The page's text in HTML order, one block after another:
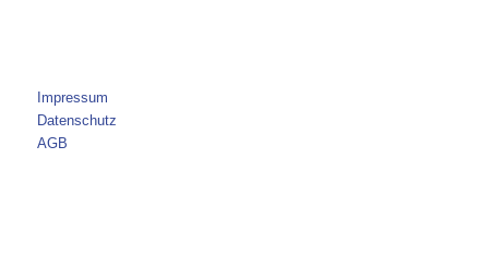
Impressum
Datenschutz
AGB